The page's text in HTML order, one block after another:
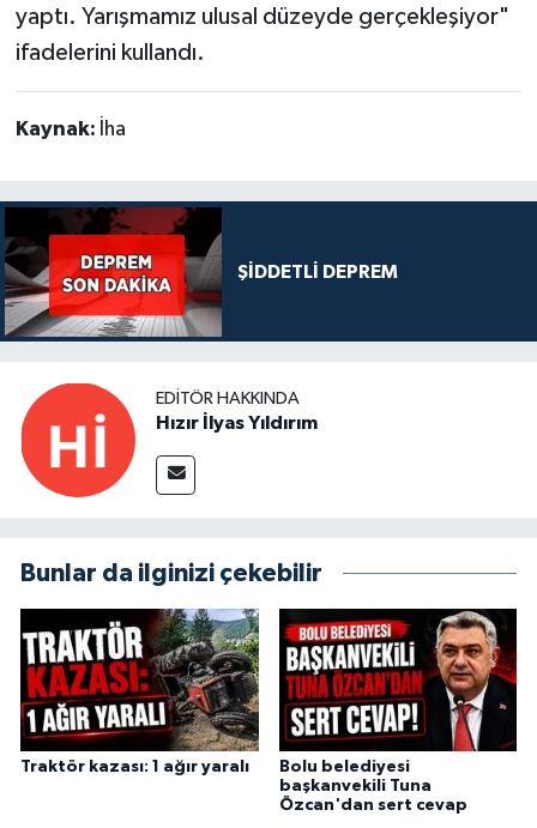
yaptı. Yarışmamız ulusal düzeyde gerçekleşiyor"
ifadelerini kullandı.
Kaynak: İha
ŞİDDETLİ DEPREM
EDITÖR HAKKINDA
Hızır İlyas Yıldırım
Bunlar da ilginizi çekebilir
Traktör kazası: 1 ağır yaralı
Bolu belediyesi
başkanvekili Tuna
Özcan'dan sert cevap